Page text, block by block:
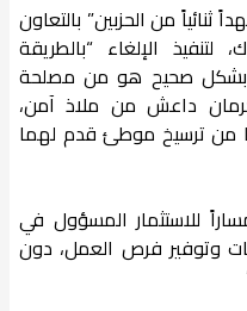
من الحزبين” بالتعاون
الإلغاء “بالطريقة
بشكل صحيح هو من مصلحة
داعش من ملاذ آمن،
من ترسيخ موطئ قدم لهما
للاستثمار المسؤول في
وتوفير فرص العمل، دون